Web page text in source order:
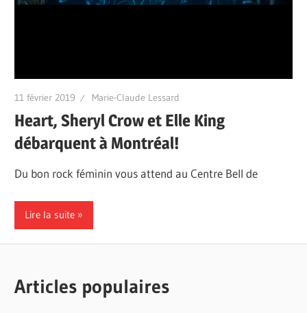
11 février 2019 Marie-Claude Lessard
Heart, Sheryl Crow et Elle King
débarquent à Montréal!
Du bon rock féminin vous attend au Centre Bell de
Lire la suite
Articles populaires